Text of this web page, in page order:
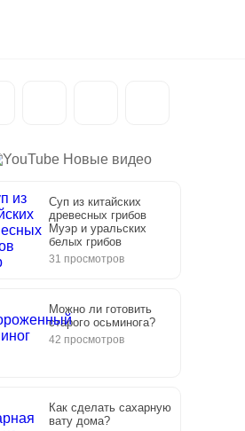
Новые видео
Суп из китайских
древесных грибов
Муэр и уральских
белых грибов
31 просмотров
Можно ли готовить
старого осьминога?
42 просмотров
Как сделать сахарную
вату дома?